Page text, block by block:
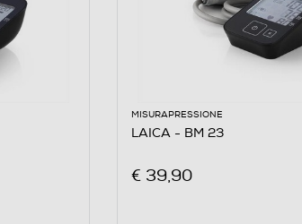
MISURAPRESSIONE
LAICA - BM 23
€ 39,90